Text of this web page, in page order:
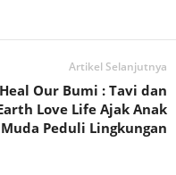
Artikel Selanjutnya
Heal Our Bumi : Tavi dan
Love Life Ajak Anak
Muda Peduli Lingkungan